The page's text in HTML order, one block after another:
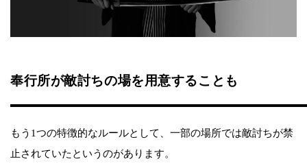
奉行所が敵討ちの場を用意することも
もう1つの特徴的なルールとして、一部の場所では敵討ちが禁
止されていたというのがあります。